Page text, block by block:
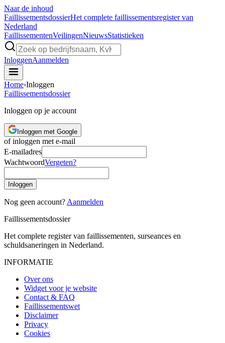
Naar de inhoud
FaillissementsdossierHet complete faillissementsregister van
Nederland
FaillissementenVeilingenNieuwsStatistieken
InloggenAanmelden
Home›Inloggen
Faillissementsdossier
Inloggen op je account
Inloggen met Google
of inloggen met e-mail
E-mailadres
WachtwoordVergeten?
Inloggen
Nog geen account? Aanmelden
Faillissementsdossier
Het complete register van faillissementen, surseances en
schuldsaneringen in Nederland.
INFORMATIE
Over ons
Widget voor je website
Contact & FAQ
Faillissementswet
Disclaimer
Privacy
Cookies